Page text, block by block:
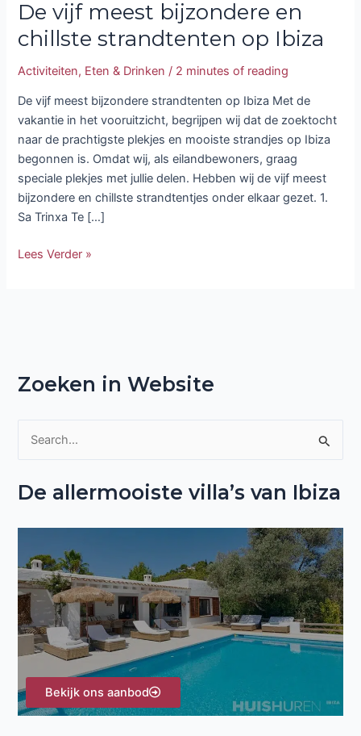
De vijf meest bijzondere en
chillste strandtenten op Ibiza
Activiteiten, Eten & Drinken / 2 minutes of reading
De vijf meest bijzondere strandtenten op Ibiza Met de
vakantie in het vooruitzicht, begrijpen wij dat de zoektocht
naar de prachtigste plekjes en mooiste strandjes op Ibiza
begonnen is. Omdat wij, als eilandbewoners, graag
speciale plekjes met jullie delen. Hebben wij de vijf meest
bijzondere en chillste strandtentjes onder elkaar gezet. 1.
Sa Trinxa Te […]
Lees Verder »
Zoeken in Website
e
a
r
:
De allermooiste villa’s van Ibiza
Bekijk ons aanbod